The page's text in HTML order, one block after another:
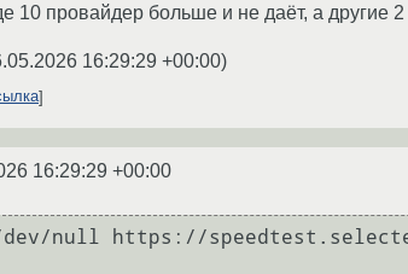
10 провайдер больше и не даёт, а
16:29:29 +00:00)
16:29:29 +00:00
null https://